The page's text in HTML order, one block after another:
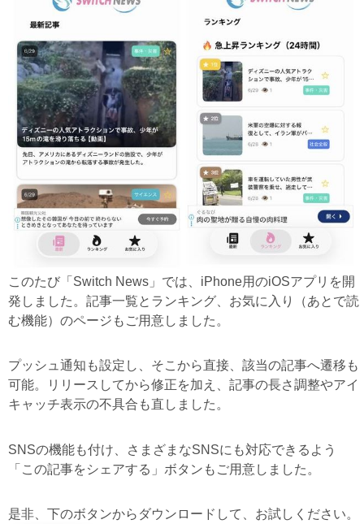
このたび「Switch News」では、iPhone用のiOSアプリを開
発しました。記事一覧とランキング、お気に入り（あとで読
む機能）のページもご用意しました。
プッシュ通知も設定し、そこから直接、該当の記事へ遷移も
可能。リリースしてから修正を加え、記事の長さ調整やアイ
キャッチ表示の不具合も直しました。
SNSの機能も付け、さまざまなSNSにも対応できるよう
「この記事をシェアする」ボタンもご用意しました。
是非、下のボタンからダウンロードして、お試しください。